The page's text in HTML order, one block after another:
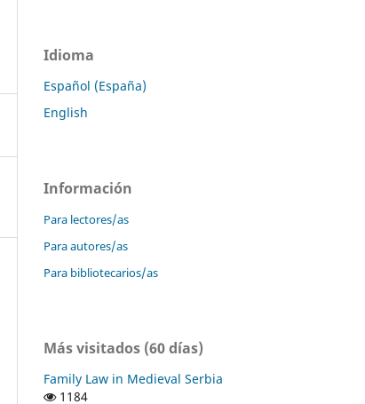
Idioma
Español (España)
English
Información
Para lectores/as
Para autores/as
Para bibliotecarios/as
Más visitados (60 días)
Family Law in Medieval Serbia
1184